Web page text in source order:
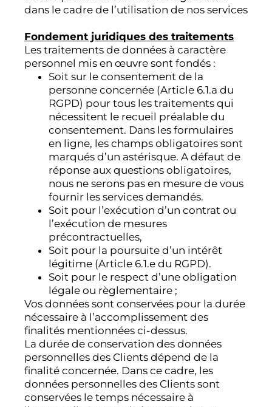
dans le cadre de l’utilisation de nos services
Fondement juridiques des traitements
Les traitements de données à caractère
personnel mis en œuvre sont fondés :
Soit sur le consentement de la
personne concernée (Article 6.1.a du
RGPD) pour tous les traitements qui
nécessitent le recueil préalable du
consentement. Dans les formulaires
en ligne, les champs obligatoires sont
marqués d’un astérisque. A défaut de
réponse aux questions obligatoires,
nous ne serons pas en mesure de vous
fournir les services demandés.
Soit pour l’exécution d’un contrat ou
l’exécution de mesures
précontractuelles,
Soit pour la poursuite d’un intérêt
légitime (Article 6.1.e du RGPD).
Soit pour le respect d’une obligation
légale ou règlementaire ;
Vos données sont conservées pour la durée
nécessaire à l’accomplissement des
finalités mentionnées ci-dessus.
La durée de conservation des données
personnelles des Clients dépend de la
finalité concernée. Dans ce cadre, les
données personnelles des Clients sont
conservées le temps nécessaire à